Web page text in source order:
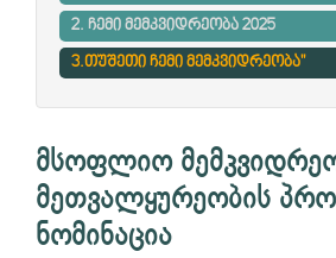
2. ჩემი მემკვიდრეობა 2025
3.თუშეთი ჩემი მემკვიდრეობა"
მსოფლიო
მეთვალყურეობის
ნომინაცია